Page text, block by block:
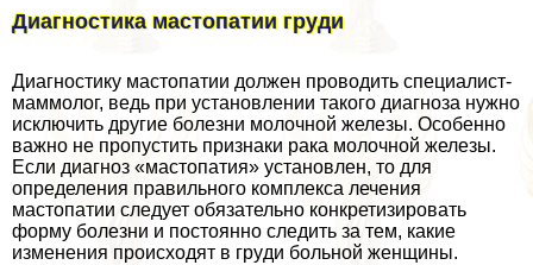
Диагностика мастопатии гpyди
Диагностику мастопатии должен проводить специалист-
маммолог, ведь при установлении такого диагноза нужно
исключить другие болезни молочной железы. Особенно
важно не пропустить признаки paка молочной железы.
Если диагноз «мастопатия» установлен, то для
определения правильного комплекса лечения
мастопатии следует обязательно конкретизировать
форму болезни и постоянно следить за тем, какие
изменения происходят в гpyди больной женщины.